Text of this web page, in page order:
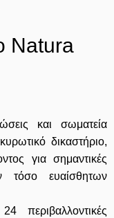
Natura
και σωματεία
δικαστήριο,
για σημαντικές
τόσο ευαίσθητων
περιβαλλοντικές